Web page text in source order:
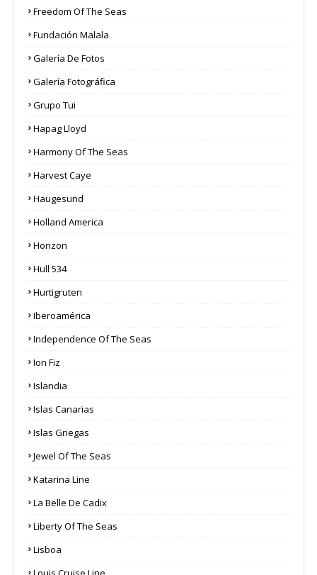
Freedom Of The Seas
Fundación Malala
Galería De Fotos
Galería Fotográfica
Grupo Tui
Hapag Lloyd
Harmony Of The Seas
Harvest Caye
Haugesund
Holland America
Horizon
Hull 534
Hurtigruten
Iberoamérica
Independence Of The Seas
Ion Fiz
Islandia
Islas Canarias
Islas Griegas
Jewel Of The Seas
Katarina Line
La Belle De Cadix
Liberty Of The Seas
Lisboa